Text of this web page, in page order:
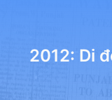
2012: Di